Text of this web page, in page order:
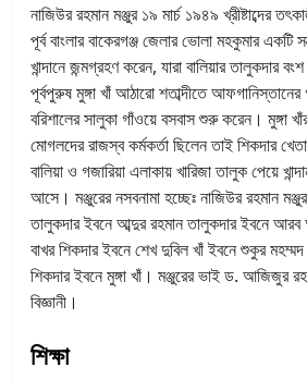
নাজিউর রহমান মঞ্জুর ১৯ মার্চ ১৯৪৯ খ্রীষ্টাব্দের
পূর্ব বাংলার বাকেরগঞ্জ জেলার ভোলা মহকুমার একটি
খান্দানে জন্মগ্রহণ করেন, যারা বালিয়ার তালুকদার
পূর্বপুরুষ মুঙ্গা খাঁ আঠারো শতাব্দীতে
বরিশালের সালুকা গাঁওয়ে বসবাস শুরু করেন। মুঙ্গা
মোগলদের রাজস্ব কর্মকর্তা ছিলেন তাই শিকদার
বালিয়া ও গজারিয়া এলাকায় খারিজা তালুক পেয়ে
আসে। মঞ্জুরের নসবনামা হচ্ছেঃ নাজিউর রহমান
তালুকদার ইবনে আব্দুর রহমান তালুকদার ইবনে
বাখর শিকদার ইবনে শেখ দুবিল খাঁ ইবনে শুকুর
শিকদার ইবনে মুঙ্গা খাঁ। মঞ্জুরের ভাই ড. আজিজুর
বিজ্ঞানী।
শিক্ষা